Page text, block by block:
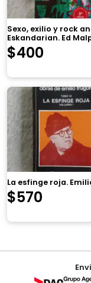
Sexo, exilio y rock
Eskandarian. Ed
$400
La esfinge roja.
$570
Navegación